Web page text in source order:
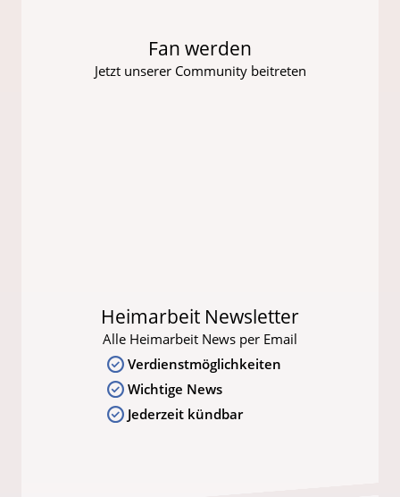
Fan werden
Jetzt unserer Community beitreten
Heimarbeit Newsletter
Alle Heimarbeit News per Email
Verdienstmöglichkeiten
Wichtige News
Jederzeit kündbar